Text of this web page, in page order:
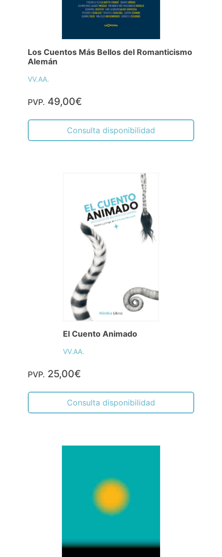
Los Cuentos Más Bellos del Romanticismo
Alemán
VV.AA.
PVP. 49,00€
Consulta disponibilidad
El Cuento Animado
VV.AA.
PVP. 25,00€
Consulta disponibilidad